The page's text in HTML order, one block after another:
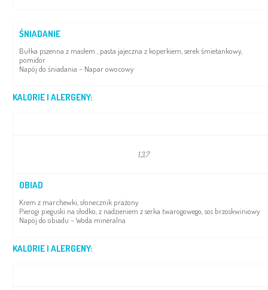
ŚNIADANIE
Bułka pszenna z masłem , pasta jajeczna z koperkiem, serek śmietankowy,
pomidor
Napój do śniadania – Napar owocowy
KALORIE I ALERGENY:
1,3,7
OBIAD
Krem z marchewki, słonecznik prażony
Pierogi pieguski na słodko, z nadzieniem z serka twarogowego, sos brzoskwiniowy
Napój do obiadu – Woda mineralna
KALORIE I ALERGENY: